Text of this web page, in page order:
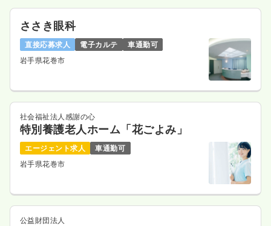
ささき眼科
直接応募求人 電子カルテ
車通勤可
岩手県花巻市
社会福祉法人感謝の心
特別養護老人ホーム「花ごよみ」
エージェント求人
車通勤可
岩手県花巻市
公益財団法人